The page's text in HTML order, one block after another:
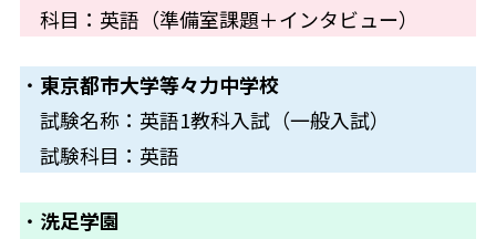
科目：英語（準備室課題＋インタビュー）
・ 東京都市大学等々力中学校
試験名称：英語1教科入試（一般入試）
試験科目：英語
・ 洗足学園